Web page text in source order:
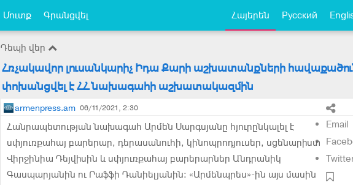
Մուտք Գրանցվել Հայերեն Русский
Դեպի վեր
Հռչակավոր լուսանկարիչ Իդա Քարի աշխատանքների
փոխանցվել է ՀՀ նախագահի աշխատակազմին
armenpress.am 06/11/2021, 2:30
Email
Հանրապետության նախագահ Արմեն Սարգսյանը հյուրընկալել է
սփյուռքահայ բարերար, դերասանուհի, կինոպրոդյուսեր, սցենարիստ
Վիրջինիա Դեյվիսին և սփյուռքահայ բարերարներ Անդրանիկ
Գասպարյանին ու Րաֆֆի Դանիելյանին: «Արմենպրես»-ին այս մասին